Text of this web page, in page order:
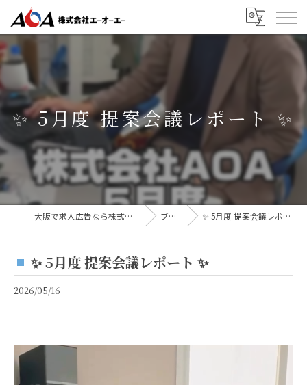
✨ 5月度 提案会議レポート ✨
大阪で求人広告なら株式会社AOA ブログ ✨ 5月度 提案会議レポート ✨
✨ 5月度 提案会議レポート ✨
2026/05/16